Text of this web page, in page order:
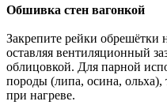
Обшивка стен вагонкой
Закрепите рейки обрешётки
оставляя вентиляционный
облицовкой. Для парной
породы (липа, осина,
при нагреве.